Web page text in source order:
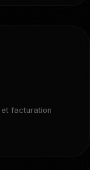
facturation